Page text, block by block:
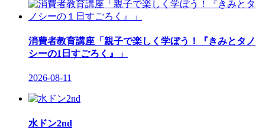
消費者教育講座「親子で楽しく学ぼう！『きみとタノ
シーの1日すごろく』」
2026-08-11
水ドン2nd